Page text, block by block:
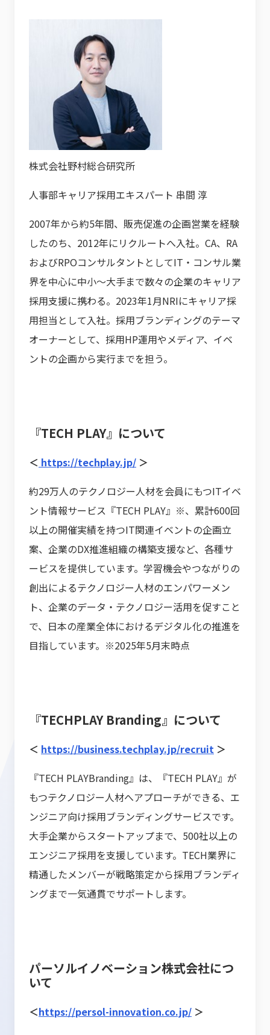
株式会社野村総合研究所
人事部キャリア採用エキスパート 串間 淳
2007年から約5年間、販売促進の企画営業を経験
したのち、2012年にリクルートへ入社。CA、RA
およびRPOコンサルタントとしてIT・コンサル業
界を中心に中小～大手まで数々の企業のキャリア
採用支援に携わる。2023年1月NRIにキャリア採
用担当として入社。採用ブランディングのテーマ
オーナーとして、採用HP運用やメディア、イベ
ントの企画から実行までを担う。
『TECH PLAY』について
＜ https://techplay.jp/ ＞
約29万人のテクノロジー人材を会員にもつITイベ
ント情報サービス『TECH PLAY』※、累計600回
以上の開催実績を持つIT関連イベントの企画立
案、企業のDX推進組織の構築支援など、各種サ
ービスを提供しています。学習機会やつながりの
創出によるテクノロジー人材のエンパワーメン
ト、企業のデータ・テクノロジー活用を促すこと
で、日本の産業全体におけるデジタル化の推進を
目指しています。※2025年5月末時点
『TECHPLAY Branding』について
＜ https://business.techplay.jp/recruit ＞
『TECH PLAYBranding』は、『TECH PLAY』が
もつテクノロジー人材へアプローチができる、エ
ンジニア向け採用ブランディングサービスです。
大手企業からスタートアップまで、500社以上の
エンジニア採用を支援しています。TECH業界に
精通したメンバーが戦略策定から採用ブランディ
ングまで一気通貫でサポートします。
パーソルイノベーション株式会社につ
いて
＜https://persol-innovation.co.jp/ ＞